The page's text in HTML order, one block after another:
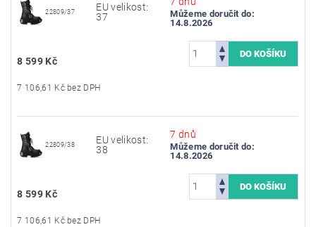
22809/37
EU velikost:
37
Můžeme doručit do:
14.8.2026
8 599 Kč
7 106,61 Kč bez DPH
22809/38
EU velikost:
38
7 dnů
Můžeme doručit do:
14.8.2026
8 599 Kč
7 106,61 Kč bez DPH